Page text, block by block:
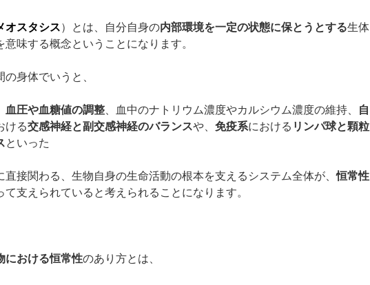
オスタシス）とは、自分自身の内部環境を一定の状態に保とうとする生体
意味する概念ということになります。
身体でいうと、
血圧や血糖値の調整 、血中のナトリウム濃度やカルシウム濃度の維持、
自
ける交感神経と副交感神経のバランスや、 免疫系における リンパ球と顆粒
といった
直接関わる、生物自身の生命活動の根本を支えるシステム全体が、恒常性
て支えられていると考えられることになります。
における恒常性のあり方とは、